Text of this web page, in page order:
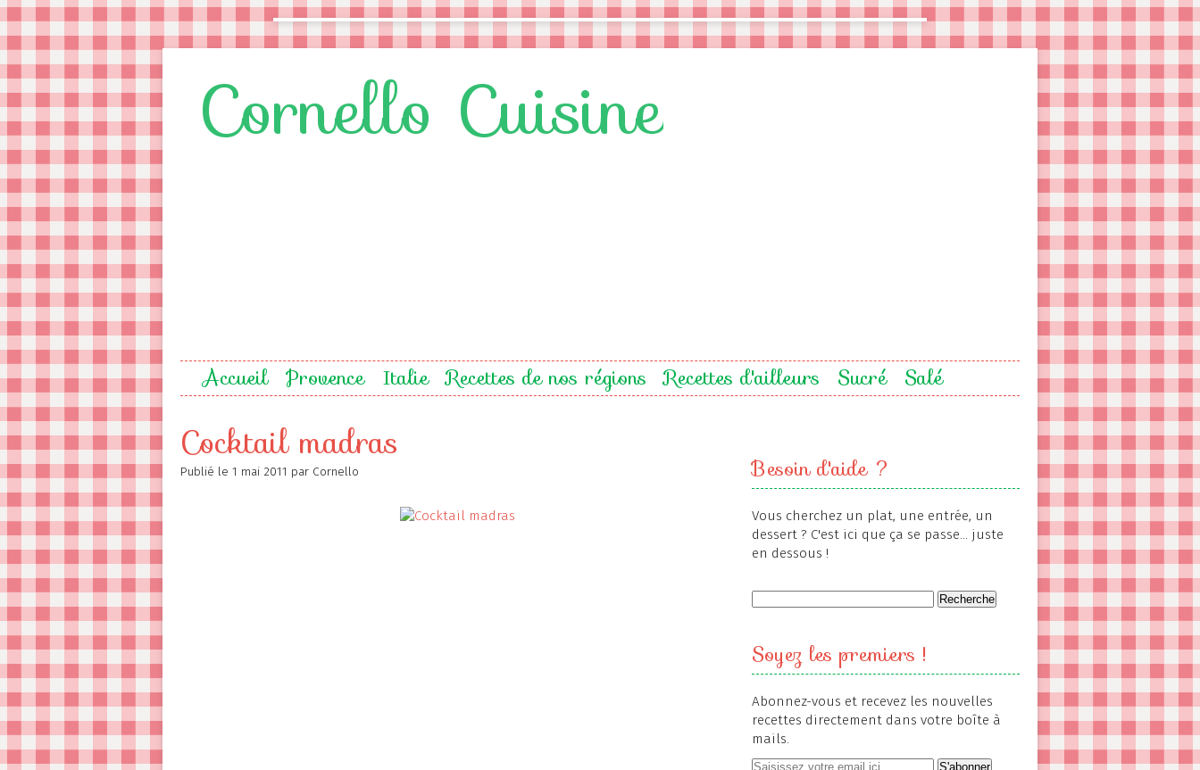
Cornello Cuisine
Accueil Provence Italie Recettes de nos régions Recettes d'ailleurs Sucré Salé
Cocktail madras
Publié le 1 mai 2011 par Cornello Besoin d'aide ?
Vous cherchez un plat, une entrée, un
dessert ? C'est ici que ça se passe... juste
en dessous !
Soyez les premiers !
Abonnez-vous et recevez les nouvelles
recettes directement dans votre boîte à
mails.